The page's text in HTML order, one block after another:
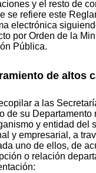
y el resto de
se refiere este
electrónica
por Orden de la
Pública.
de altos
a las
de su Departamento
y entidad del
y empresarial, a
uno de ellos, de
o relación